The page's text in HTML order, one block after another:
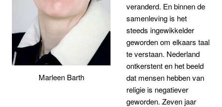
Marleen Barth
veranderd. En binnen de
samenleving is het
steeds ingewikkelder
geworden om elkaars taal
te verstaan. Nederland
ontkerstent en het beeld
dat mensen hebben van
religie is negatiever
geworden. Zeven jaar